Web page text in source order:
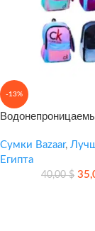
-13%
работы и поездок
Сумки Bazaar,
Египта
40,00$